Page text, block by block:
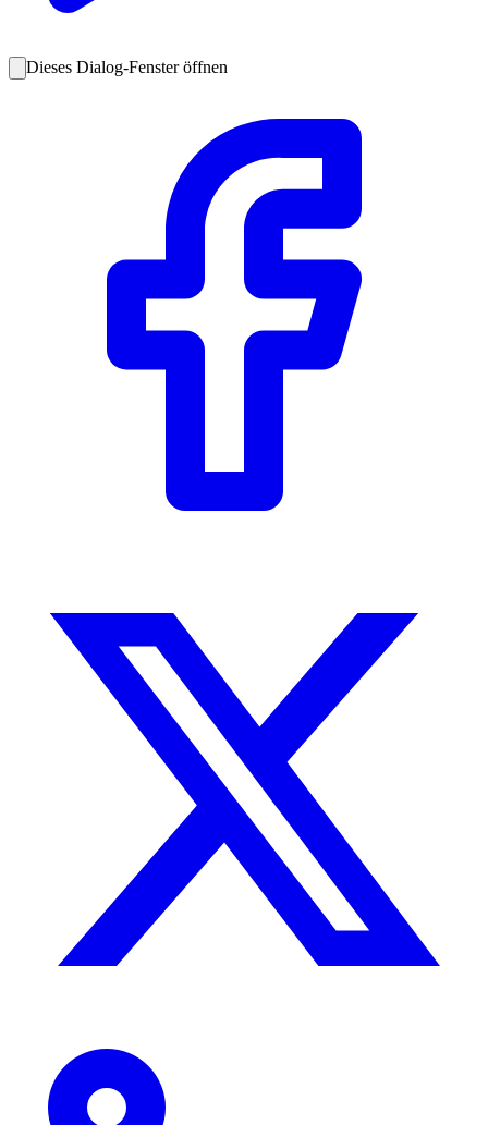
Dieses Dialog-Fenster öffnen